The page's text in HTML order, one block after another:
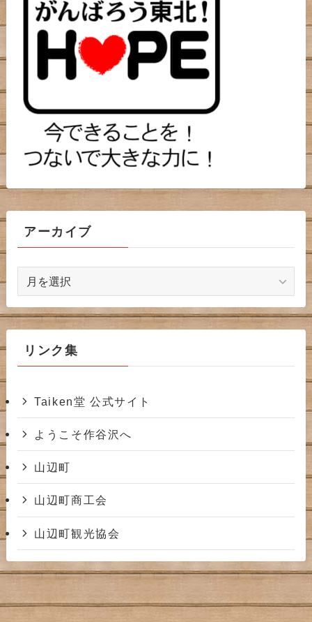
アーカイブ
カ
イ
ブリンク集
Taiken堂 公式サイト
ようこそ作谷沢へ
山辺町
山辺町商工会
山辺町観光協会